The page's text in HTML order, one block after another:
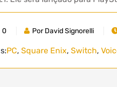
0 Por David Signorelli
PC, Square Enix, Switch,